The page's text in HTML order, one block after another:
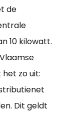
de
10 kilowatt.
zo uit:
Dit geldt